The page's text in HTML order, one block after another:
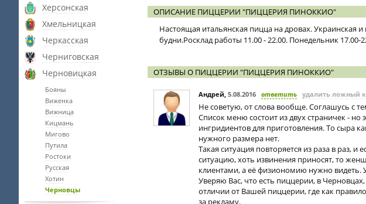
Херсонская
Хмельницкая
Черкасская
Черниговская
Черновицкая
Бояны
Виженка
Вижница
Кицмань
Мигово
Путила
Ростоки
Русская
Хотин
Черновцы
ОПИСАНИЕ ПИЦЦЕРИИ "ПИЦЦЕРИЯ ПИНОККИО"
Настоящая итальянская пицца на дровах. Украинская
будни.Росклад работы 11.00 - 22.00. Понедельник 17.00-
ОТЗЫВЫ О ПИЦЦЕРИИ "ПИЦЦЕРИЯ ПИНОККИО"
Андрей, 5.08.2016 ответить удалить ложный
Не советую, от слова вообще. Соглашусь с
Список меню состоит из двух страничек -
ингридиентов для приготовления. То сыра
нужного размера нет.
Такая ситуация повторяется из раза в раз,
ситуацию, хоть извинения приносят, то
клиентами, а её физиономию нужно видеть.
Уверяю Вас, что есть пиццерии, в
отличии от Вашей пиццерии, где как
за рекламу.